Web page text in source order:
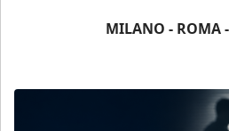
MILANO - ROMA